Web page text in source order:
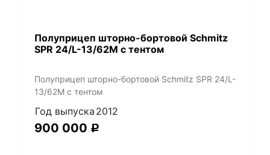
Полуприцеп шторно-бортовой Schmitz
SPR 24/L-13/62M с тентом
Полуприцеп шторно-бортовой Schmitz SPR 24/L-
13/62M с тентом
Год выпуска 2012
900 000 Р